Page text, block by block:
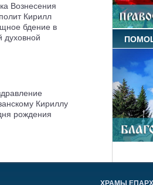
Вознесения
Кирилл
бдение в
духовной
Кириллу
рождения
ХРАМЫ